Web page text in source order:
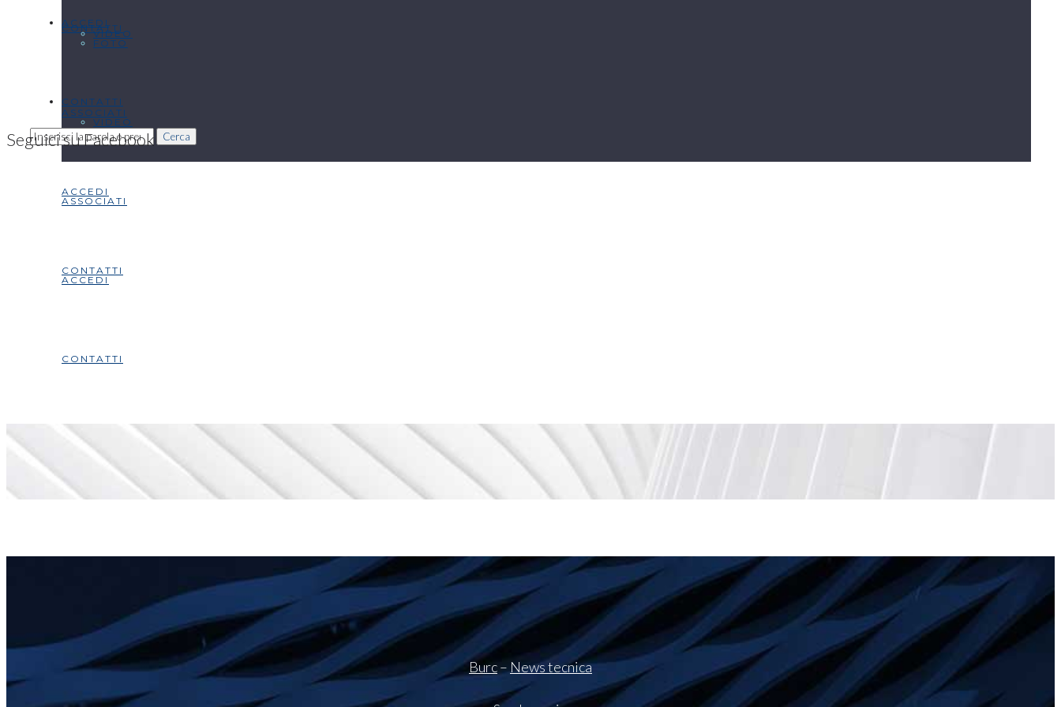
ACCEDI
CONTATTI
CONTATTI
Cerca
VIDEO
ASSOCIATI
ACCEDI
CONTATTI
FOTO
VIDEO
ASSOCIATI
ACCEDI
CONTATTI
Seguici su Facebook
Burc–News tecnica